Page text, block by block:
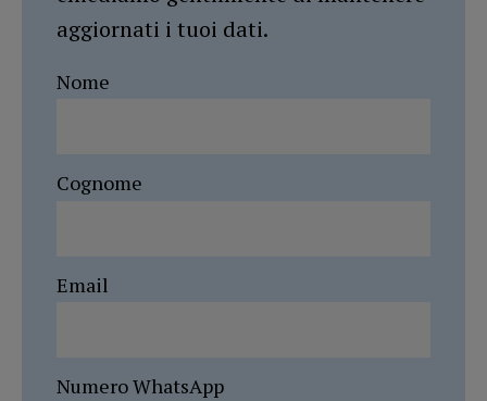
aggiornati i tuoi dati.
Nome
Cognome
Email
Numero WhatsApp